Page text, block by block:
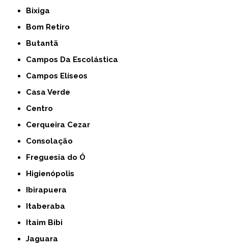
Bixiga
Bom Retiro
Butantã
Campos Da Escolástica
Campos Elíseos
Casa Verde
Centro
Cerqueira Cezar
Consolação
Freguesia do Ó
Higienópolis
Ibirapuera
Itaberaba
Itaim Bibi
Jaguara